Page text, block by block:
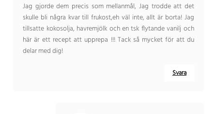
Jag gjorde dem precis som mellanmål, Jag trodde att det
skulle bli några kvar till frukost,eh väl inte, allt är borta! Jag
tillsatte kokosolja, havremjölk och en tsk flytande vanilj och
här är ett recept att upprepa !!! Tack så mycket för att du
delar med dig!
Svara